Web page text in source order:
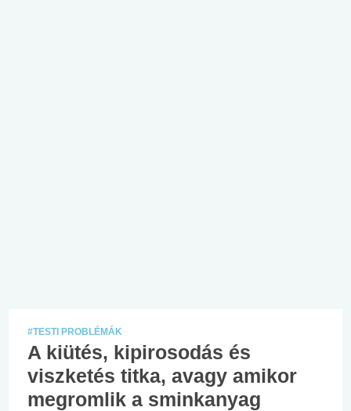
#TESTI PROBLÉMÁK
A kiütés, kipirosodás és
viszketés titka, avagy amikor
megromlik a sminkanyag